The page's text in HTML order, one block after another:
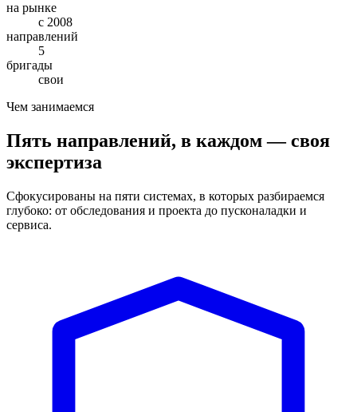
на рынке
с 2008
направлений
5
бригады
свои
Чем занимаемся
Пять направлений, в каждом — своя
экспертиза
Сфокусированы на пяти системах, в которых разбираемся
глубоко: от обследования и проекта до пусконаладки и
сервиса.